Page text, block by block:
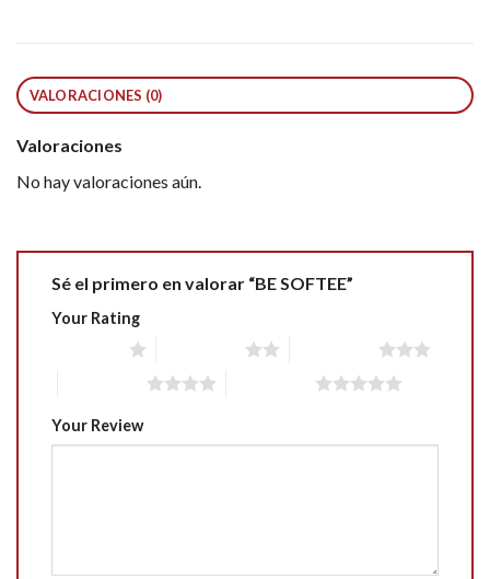
VALORACIONES (0)
Valoraciones
No hay valoraciones aún.
Sé el primero en valorar “BE SOFTEE”
Your Rating
Your Review